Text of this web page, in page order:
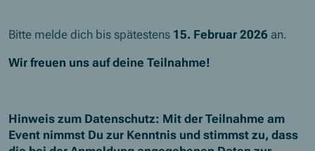
Bitte melde dich bis spätestens 15. Februar 2026 an.
Wir freuen uns auf deine Teilnahme!
Hinweis zum Datenschutz: Mit der Teilnahme am
Event nimmst Du zur Kenntnis und stimmst zu, dass